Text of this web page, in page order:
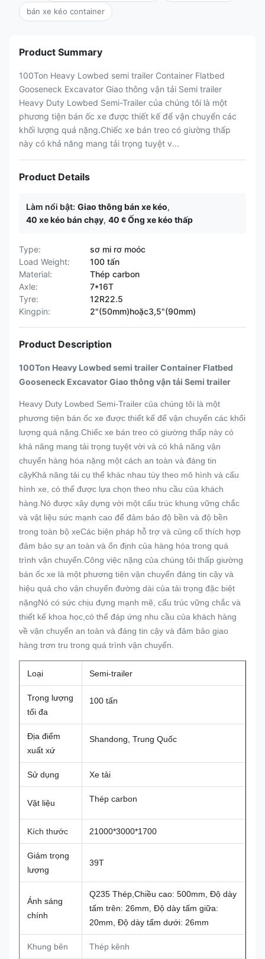
bán xe kéo container
Product Summary
100Ton Heavy Lowbed semi trailer Container Flatbed
Gooseneck Excavator Giao thông vận tải Semi trailer
Heavy Duty Lowbed Semi-Trailer của chúng tôi là một
phương tiện bán ốc xe được thiết kế để vận chuyển các
khối lượng quá nặng.Chiếc xe bán treo có giường thấp
này có khả năng mang tải trọng tuyệt v...
Product Details
Làm nổi bật: Giao thông bán xe kéo,
40 xe kéo bán chạy, 40 ¢ Ống xe kéo thấp
Type:
sơ mi rơ moóc
Load Weight:
100 tấn
Material:
Thép carbon
Axle:
7*16T
Tyre:
12R22.5
Kingpin:
2"(50mm)hoặc3,5"(90mm)
Product Description
100Ton Heavy Lowbed semi trailer Container Flatbed
Gooseneck Excavator Giao thông vận tải Semi trailer
Heavy Duty Lowbed Semi-Trailer của chúng tôi là một
phương tiện bán ốc xe được thiết kế để vận chuyển các khối
lượng quá nặng.Chiếc xe bán treo có giường thấp này có
khả năng mang tải trọng tuyệt vời và có khả năng vận
chuyển hàng hóa nặng một cách an toàn và đáng tin
cậyKhả năng tải cụ thể khác nhau tùy theo mô hình và cấu
hình xe, có thể được lựa chọn theo nhu cầu của khách
hàng.Nó được xây dựng với một cấu trúc khung vững chắc
và vật liệu sức mạnh cao để đảm bảo độ bền và độ bền
trong toàn bộ xeCác biện pháp hỗ trợ và củng cố thích hợp
đảm bảo sự an toàn và ổn định của hàng hóa trong quá
trình vận chuyển.Công việc nặng của chúng tôi thấp giường
bán ốc xe là một phương tiện vận chuyển đáng tin cậy và
hiệu quả cho vận chuyển đường dài của tải trọng đặc biệt
nặngNó có sức chịu đựng mạnh mẽ, cấu trúc vững chắc và
thiết kế khoa học,có thể đáp ứng nhu cầu của khách hàng
về vận chuyển an toàn và đáng tin cậy và đảm bảo giao
hàng trơn tru trong quá trình vận chuyển.
Loại Semi-trailer
Trọng lượng
tối đa
100 tấn
Địa điểm
xuất xứ
Shandong, Trung Quốc
Sử dụng Xe tải
Vật liệu Thép carbon
Kích thước 21000*3000*1700
Giảm trọng
lượng
39T
Ánh sáng
chính
Q235 Thép,Chiều cao: 500mm, Độ dày
tấm trên: 26mm, Độ dày tấm giữa:
20mm, Độ dày tấm dưới: 26mm
Khung bên Thép kênh